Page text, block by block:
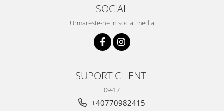
SOCIAL
Urmareste-ne in social media
SUPORT CLIENTI
09-17
+40770982415